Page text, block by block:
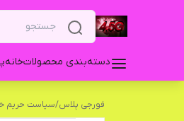
دسته‌بندی محصولاتخانه
فورجی پلاس/سیاست حریم